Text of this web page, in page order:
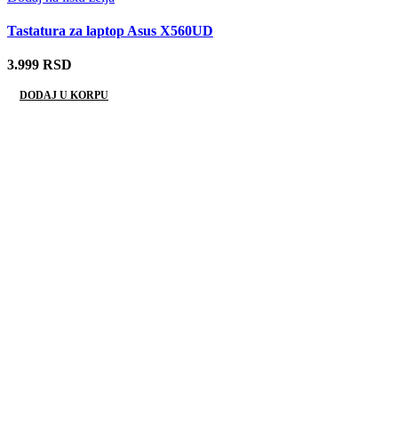
Tastatura za laptop Asus X560UD
3.999 RSD
DODAJ U KORPU